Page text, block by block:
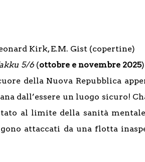
Kirk, E.M. Gist (copertine)
5/6 (ottobre e novembre 2025)
della Nuova Repubblica
dall’essere un luogo sicuro!
al limite della sanità
attaccati da una flotta